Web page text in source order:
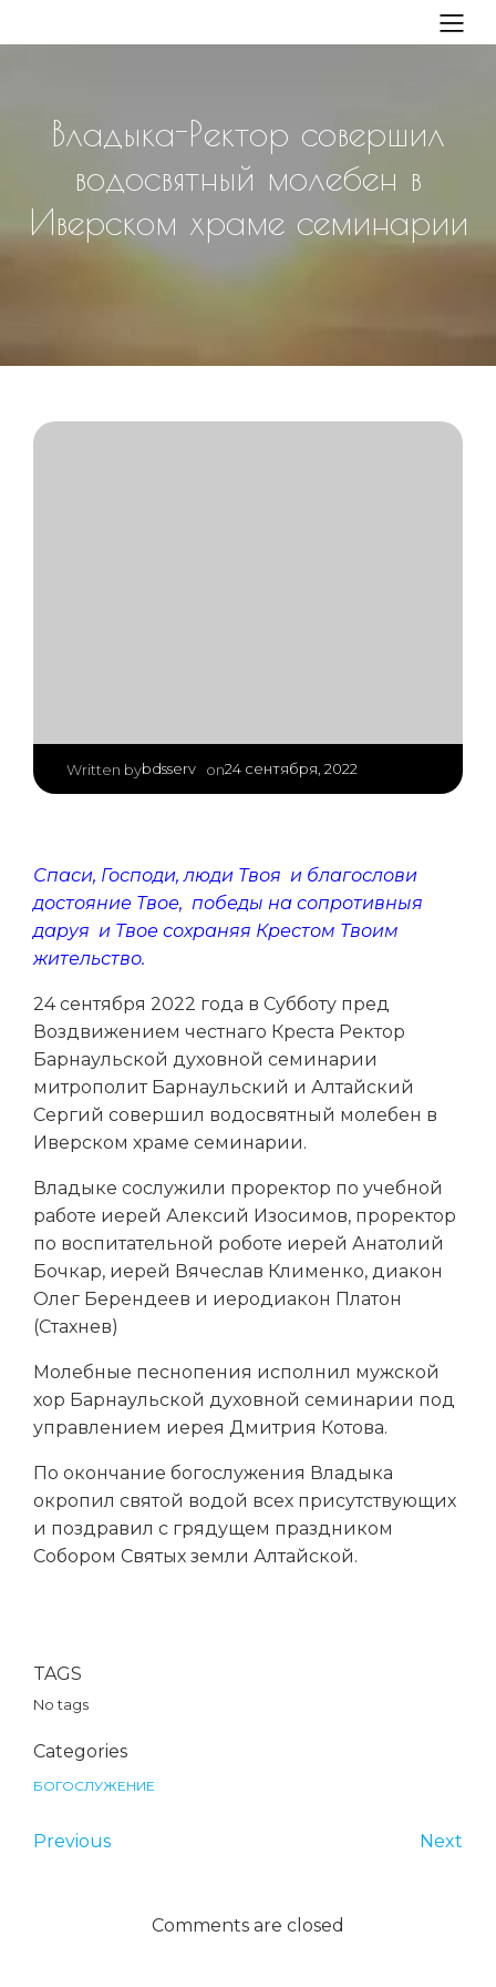
Владыка-Ректор совершил
водосвятный молебен в
Иверском храме семинарии
Written bybdsserv on24 сентября, 2022
Спаси, Господи, люди Твоя и благослови
достояние Твое, победы на сопротивныя
даруя и Твое сохраняя Крестом Твоим
жительство.
24 сентября 2022 года в Субботу пред
Воздвижением честнаго Креста Ректор
Барнаульской духовной семинарии
митрополит Барнаульский и Алтайский
Сергий совершил водосвятный молебен в
Иверском храме семинарии.
Владыке сослужили проректор по учебной
работе иерей Алексий Изосимов, проректор
по воспитательной роботе иерей Анатолий
Бочкар, иерей Вячеслав Клименко, диакон
Олег Берендеев и иеродиакон Платон
(Стахнев)
Молебные песнопения исполнил мужской
хор Барнаульской духовной семинарии под
управлением иерея Дмитрия Котова.
По окончание богослужения Владыка
окропил святой водой всех присутствующих
и поздравил с грядущем праздником
Собором Святых земли Алтайской.
TAGS
No tags
Categories
БОГОСЛУЖЕНИЕ
Previous Next
Comments are closed